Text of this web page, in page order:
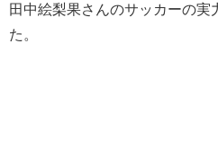
田中絵梨果さんのサッカーの実
た。